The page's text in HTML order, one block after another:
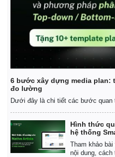
Kinh tế
Bất động sản
Khởi nghiệp
6 bước xây dựng media plan:
đo lường
Dưới đây là chi tiết các bước quan
Hình thức
hệ thống
Tham khảo
nội dung, cách